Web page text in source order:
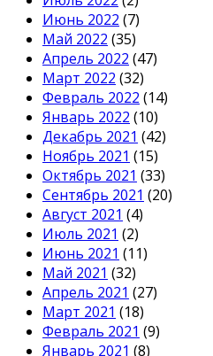
Июнь 2022 (7)
Май 2022 (35)
Апрель 2022 (47)
Март 2022 (32)
Февраль 2022 (14)
Январь 2022 (10)
Декабрь 2021 (42)
Ноябрь 2021 (15)
Октябрь 2021 (33)
Сентябрь 2021 (20)
Август 2021 (4)
Июль 2021 (2)
Июнь 2021 (11)
Май 2021 (32)
Апрель 2021 (27)
Март 2021 (18)
Февраль 2021 (9)
Январь 2021 (8)